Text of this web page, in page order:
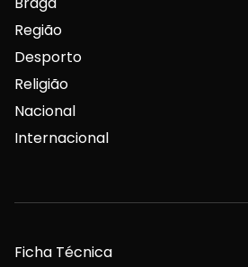
Região
Desporto
Religião
Nacional
Internacional
Ficha Técnica